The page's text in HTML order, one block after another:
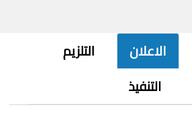
الاعلان
التلزيم
التنفيذ